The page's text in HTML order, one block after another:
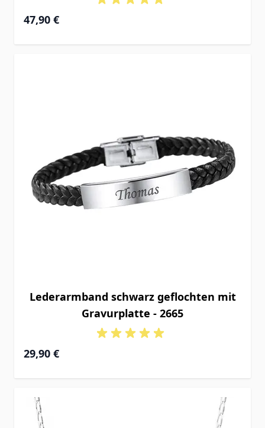
47,90 €
Lederarmband schwarz geflochten mit
Gravurplatte - 2665
29,90 €